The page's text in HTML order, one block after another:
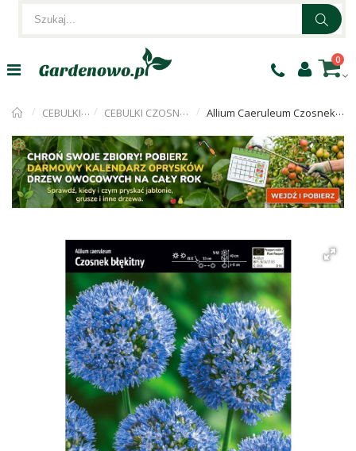
0
CEBULKI KWIATÓW CEBULKI CZOSNKU OZDOBNEGO Allium Caeruleum Czosnek Błękitny Cebulka 10szt